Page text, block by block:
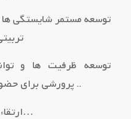
پرورشی براي حضور در صحنه هاي بین المللی و ..
15–ارتقاء جایگاه علم و علم آموزي…